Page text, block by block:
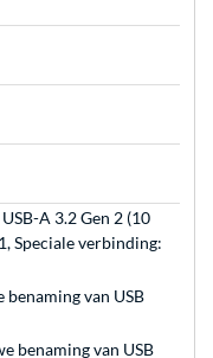
A 3.2 Gen 2 (10
Speciale verbinding:
benaming van USB
benaming van USB